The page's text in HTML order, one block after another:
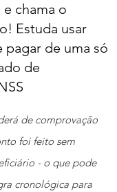
chama o
Estuda usar
de uma só
de
de 5 estrelas.
de comprovação
foi feito sem
- o que pode
cronológica para